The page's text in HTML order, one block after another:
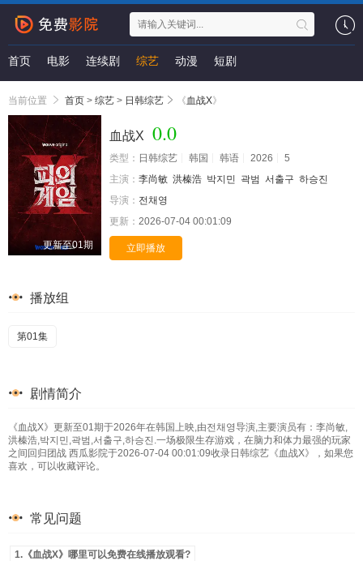
首页 电影 连续剧 综艺 动漫 短剧
当前位置 首页 > 综艺 > 日韩综艺 《血战X》
更新至01期
血战X 0.0
类型： 日韩综艺 韩国 韩语 2026
5
主演： 李尚敏 洪榛浩 박지민 곽범 서출구 하승진
导演： 전채영
更新： 2026-07-04 00:01:09
立即播放
播放组
第01集
剧情简介
《血战X》更新至01期于2026年在韩国上映,由전채영导演,主要演员有：李尚敏,
洪榛浩,박지민,곽범,서출구,하승진.一场极限生存游戏，在脑力和体力最强的玩家
之间回归团战 西瓜影院于2026-07-04 00:01:09收录日韩综艺《血战X》，如果您
喜欢，可以收藏评论。
常见问题
1.《血战X》哪里可以免费在线播放观看?